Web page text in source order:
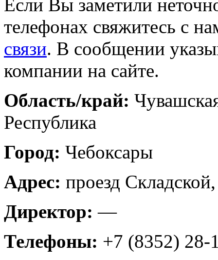
Если Вы заметили
телефонах свяжитесь с
связи. В сообщении
компании на сайте.
Область/край:
Республика
Город: Чебоксары
Адрес: проезд
Директор:—
Телефоны: +7 (8352) 28-